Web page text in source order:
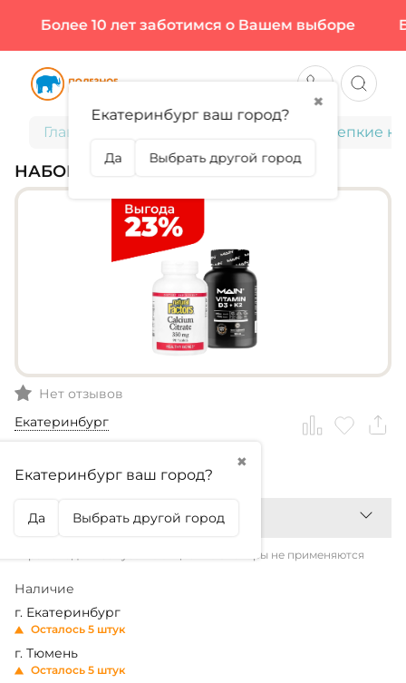
Более 10 лет заботимся о Вашем выборе
Главная Набор "Крепкие
НАБОР "КРЕПКИЕ КОСТИ"
Нет отзывов
Екатеринбург
✖
Екатеринбург ваш город?
Да Выбрать другой город
3 149,99₽ 4 091₽
*Промокоды и бонусы на акционные товары не применяются
Наличие
г. Екатеринбург
Осталось 5 штук
г. Тюмень
Осталось 5 штук
✖
Екатеринбург ваш город?
Да Выбрать другой город